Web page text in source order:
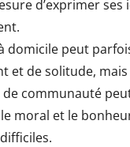
d’exprimer ses
domicile peut
et de solitude,
communauté
moral et le